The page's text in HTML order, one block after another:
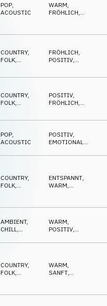
POP,
ACOUSTIC
WARM,
FRÖHLICH,
COUNTRY,
FOLK,
FRÖHLICH,
POSITIV,
COUNTRY,
FOLK,
POSITIV,
FRÖHLICH,
POP
ACOUSTIC
POSITIV
EMOTIONAL
COUNTRY,
FOLK,
ENTSPANNT,
WARM,
AMBIENT,
CHILL
WARM
POSITIV
COUNTRY,
FOLK,
WARM,
SANFT,